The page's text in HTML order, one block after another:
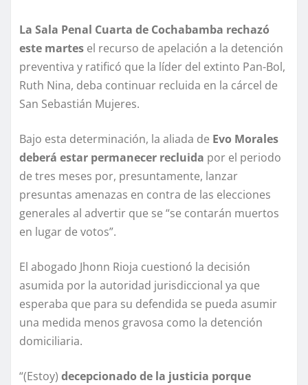
La Sala Penal Cuarta de Cochabamba rechazó
este martes el recurso de apelación a la detención
preventiva y ratificó que la líder del extinto Pan-Bol,
Ruth Nina, deba continuar recluida en la cárcel de
San Sebastián Mujeres.
Bajo esta determinación, la aliada de Evo Morales
deberá estar permanecer recluida por el periodo
de tres meses por, presuntamente, lanzar
presuntas amenazas en contra de las elecciones
generales al advertir que se “se contarán muertos
en lugar de votos”.
El abogado Jhonn Rioja cuestionó la decisión
asumida por la autoridad jurisdiccional ya que
esperaba que para su defendida se pueda asumir
una medida menos gravosa como la detención
domiciliaria.
“(Estoy) decepcionado de la justicia porque